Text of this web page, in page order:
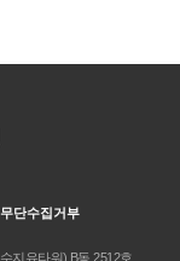
단수집거부
지유타워) B동 2512호